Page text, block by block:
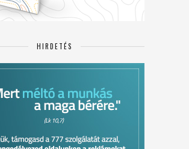
HIRDETÉS